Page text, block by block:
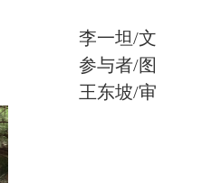
李一坦/文
参与者/图
王东坡/审